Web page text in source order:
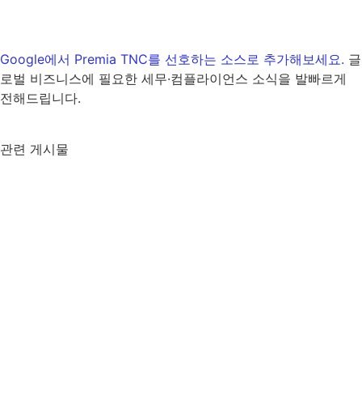
Google에서 Premia TNC를 선호하는 소스로 추가해보세요. 글
로벌 비즈니스에 필요한 세무·컴플라이언스 소식을 발빠르게
전해드립니다.
관련 게시물